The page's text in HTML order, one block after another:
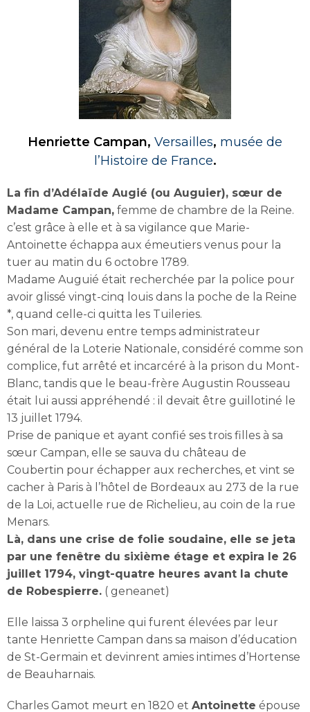
Henriette Campan, Versailles, musée de
l’Histoire de France.
La fin d’Adélaïde Augié (ou Auguier), sœur de
Madame Campan, femme de chambre de la Reine.
c’est grâce à elle et à sa vigilance que Marie-
Antoinette échappa aux émeutiers venus pour la
tuer au matin du 6 octobre 1789.
Madame Auguié était recherchée par la police pour
avoir glissé vingt-cinq louis dans la poche de la Reine
*, quand celle-ci quitta les Tuileries.
Son mari, devenu entre temps administrateur
général de la Loterie Nationale, considéré comme son
complice, fut arrêté et incarcéré à la prison du Mont-
Blanc, tandis que le beau-frère Augustin Rousseau
était lui aussi appréhendé : il devait être guillotiné le
13 juillet 1794.
Prise de panique et ayant confié ses trois filles à sa
sœur Campan, elle se sauva du château de
Coubertin pour échapper aux recherches, et vint se
cacher à Paris à l’hôtel de Bordeaux au 273 de la rue
de la Loi, actuelle rue de Richelieu, au coin de la rue
Menars.
Là, dans une crise de folie soudaine, elle se jeta
par une fenêtre du sixième étage et expira le 26
juillet 1794, vingt-quatre heures avant la chute
de Robespierre. ( geneanet)
Elle laissa 3 orpheline qui furent élevées par leur
tante Henriette Campan dans sa maison d’éducation
de St-Germain et devinrent amies intimes d’Hortense
de Beauharnais.
Charles Gamot meurt en 1820 et Antoinette épouse